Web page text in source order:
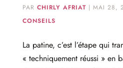
PAR CHIRLY AFRIAT| MAI 28,
CONSEILS
La patine, c’est l’étape qui
« techniquement réussi » en